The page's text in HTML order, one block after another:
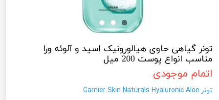
تونر گیاهی حاوی هیالورونیک اسید و آلوئه ورا
مناسب انواع پوست 200 میل
اتمام موجودی
تونر Garnier Skin Naturals Hyaluronic Aloe